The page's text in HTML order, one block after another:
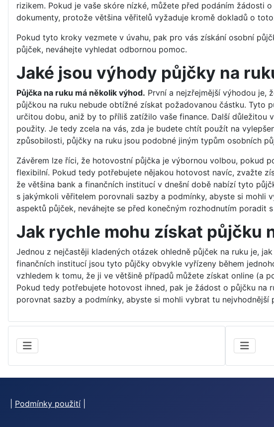
rizikem. Pokud je vaše skóre nízké, můžete před podáním žádosti
dokumenty, protože většina věřitelů vyžaduje kromě dokladů o
Pokud tyto kroky vezmete v úvahu, pak pro vás získání osobní
půjček, neváhejte vyhledat odbornou pomoc.
Jaké jsou výhody půjčky na
Půjčka na ruku má několik výhod. První a nejzřejmější výhodou je,
půjčkou na ruku nebude obtížné získat požadovanou částku. Tyto
určitou dobu, aniž by to příliš zatížilo vaše finance. Další důležitou
použity. Je tedy zcela na vás, zda je budete chtít použít na
způsobilosti, půjčky na ruku jsou podobné jiným typům osobních
Závěrem lze říci, že hotovostní půjčka je výbornou volbou, pokud
flexibilní. Pokud tedy potřebujete nějakou hotovost navíc, zvažte
že většina bank a finančních institucí v dnešní době nabízí tyto
s jakýmkoli věřitelem porovnali sazby a podmínky, abyste si
aspektů půjček, neváhejte se před konečným rozhodnutím poradit
Jak rychle mohu získat půjčku
Jednou z nejčastěji kladených otázek ohledně půjček na ruku je,
finančních institucí jsou tyto půjčky obvykle vyřízeny během
vzhledem k tomu, že ji ve většině případů můžete získat online (a
Pokud tedy potřebujete hotovost ihned, pak je žádost o půjčku na
porovnat sazby a podmínky, abyste si mohli vybrat tu nejvhodnější
Podmínky použití